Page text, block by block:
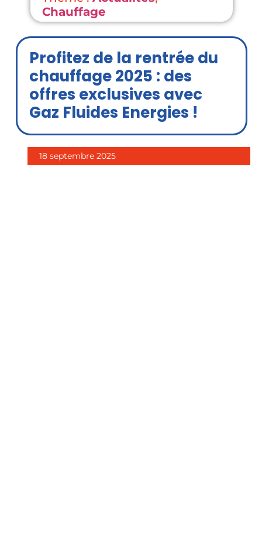
Chauffage
Profitez de la rentrée du
chauffage 2025 : des
offres exclusives avec
Gaz Fluides Energies !
18 septembre 2025